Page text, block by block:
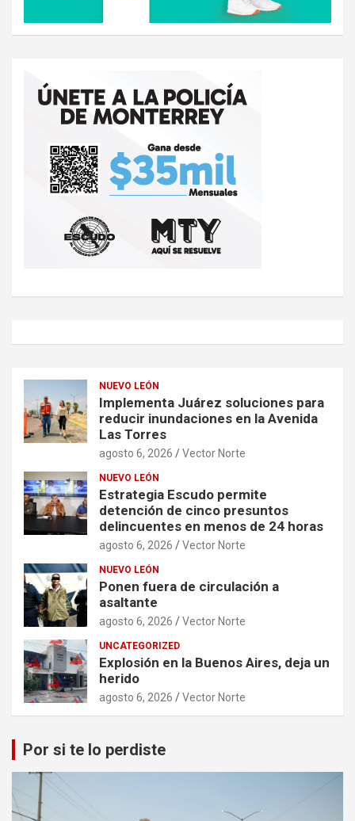
NUEVO LEÓN
Implementa Juárez soluciones para
reducir inundaciones en la Avenida
Las Torres
agosto 6, 2026 Vector Norte
NUEVO LEÓN
Estrategia Escudo permite
detención de cinco presuntos
delincuentes en menos de 24 horas
agosto 6, 2026 Vector Norte
NUEVO LEÓN
Ponen fuera de circulación a
asaltante
agosto 6, 2026 Vector Norte
UNCATEGORIZED
Explosión en la Buenos Aires, deja un
herido
agosto 6, 2026 Vector Norte
Por si te lo perdiste